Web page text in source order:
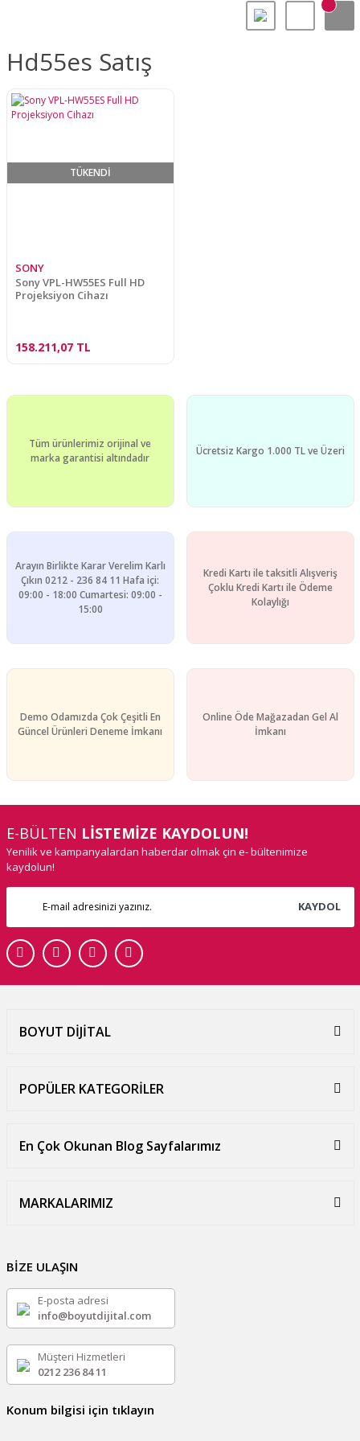
Hd55es Satış
TÜKENDİ
SONY
Sony VPL-HW55ES Full HD
Projeksiyon Cihazı
158.211,07 TL
Tüm ürünlerimiz orijinal ve
marka garantisi altındadır
Ücretsiz Kargo 1.000 TL ve Üzeri
Arayın Birlikte Karar Verelim Karlı
Çıkın 0212 - 236 84 11 Hafa içi:
09:00 - 18:00 Cumartesi: 09:00 -
15:00
Kredi Kartı ile taksitli Alışveriş
Çoklu Kredi Kartı ile Ödeme
Kolaylığı
Demo Odamızda Çok Çeşitli En
Güncel Ürünleri Deneme İmkanı
Online Öde Mağazadan Gel Al
İmkanı
E-BÜLTEN LİSTEMİZE KAYDOLUN!
Yenilik ve kampanyalardan haberdar olmak çin e- bültenimize
kaydolun!
KAYDOL
BOYUT DİJİTAL
POPÜLER KATEGORİLER
En Çok Okunan Blog Sayfalarımız
MARKALARIMIZ
BİZE ULAŞIN
E-posta adresi
info@boyutdijital.com
Müşteri Hizmetleri
0212 236 84 11
Konum bilgisi için tıklayın